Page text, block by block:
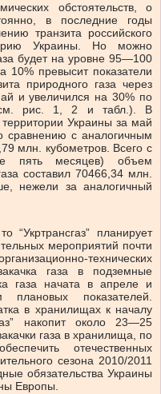
обстоятельств, о
в последние годы
транзита российского
Украины. Но можно
будет на уровне 95—100
10% превысит показатели
природного газа через
и увеличился на 30% по
рис. 1, 2 и табл.). В
Украины за май
сравнению с аналогичным
млн. кубометров. Всего с
пять месяцев) объем
составил 70466,34 млн.
нежели за аналогичный
“Укртрансгаз” планирует
мероприятий почти
технических
газа в подземные
газа начата в апреле и
плановых показателей.
в хранилищах к началу
накопит около 23—25
газа в хранилища, по
отечественных
сезона 2010/2011
обязательства Украины
Европы.